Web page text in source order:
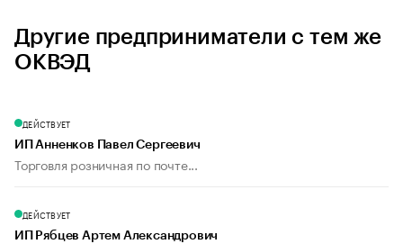
Другие предприниматели с тем же
ОКВЭД
ДЕЙСТВУЕТ
ИП Анненков Павел Сергеевич
Торговля розничная по почте...
ДЕЙСТВУЕТ
ИП Рябцев Артем Александрович